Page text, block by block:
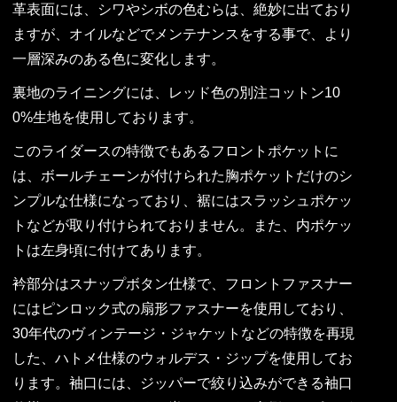
革表面には、シワやシボの色むらは、絶妙に出ており
ますが、オイルなどでメンテナンスをする事で、より
一層深みのある色に変化します。
裏地のライニングには、レッド色の別注コットン10
0%生地を使用しております。
このライダースの特徴でもあるフロントポケットに
は、ボールチェーンが付けられた胸ポケットだけのシ
ンプルな仕様になっており、裾にはスラッシュポケッ
トなどが取り付けられておりません。また、内ポケッ
トは左身頃に付けてあります。
衿部分はスナップボタン仕様で、フロントファスナー
にはピンロック式の扇形ファスナーを使用しており、
30年代のヴィンテージ・ジャケットなどの特徴を再現
した、ハトメ仕様のウォルデス・ジップを使用してお
ります。袖口には、ジッパーで絞り込みができる袖口